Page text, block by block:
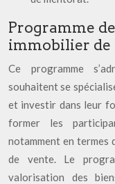
Programme
immobilier de
Ce programme
souhaitent se
et investir dans leur
former les
notamment en termes
de vente. Le
valorisation des